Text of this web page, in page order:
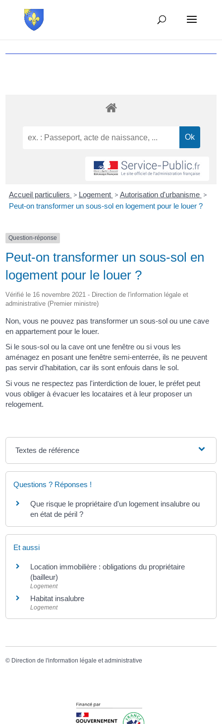
Accueil particuliers > Logement > Autorisation d'urbanisme >
Peut-on transformer un sous-sol en logement pour le louer ?
Question-réponse
Peut-on transformer un sous-sol en
logement pour le louer ?
Vérifié le 16 novembre 2021 - Direction de l'information légale et
administrative (Premier ministre)
Non, vous ne pouvez pas transformer un sous-sol ou une cave
en appartement pour le louer.
Si le sous-sol ou la cave ont une fenêtre ou si vous les
aménagez en posant une fenêtre semi-enterrée, ils ne peuvent
pas servir d'habitation, car ils sont enfouis dans le sol.
Si vous ne respectez pas l'interdiction de louer, le préfet peut
vous obliger à évacuer les locataires et à leur proposer un
relogement.
Textes de référence
Questions ? Réponses !
Que risque le propriétaire d'un logement insalubre ou
en état de péril ?
Et aussi
Location immobilière : obligations du propriétaire
(bailleur)
Logement
Habitat insalubre
Logement
© Direction de l'information légale et administrative